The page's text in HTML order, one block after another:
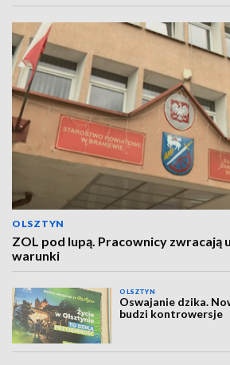
OLSZTYN
ZOL pod lupą. Pracownicy zwracają
warunki
OLSZTYN
Oswajanie dzika.
budzi kontrowersje